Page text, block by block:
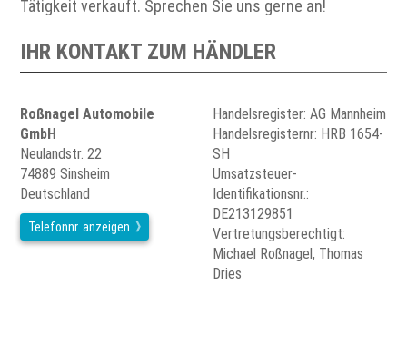
Tätigkeit verkauft. Sprechen Sie uns gerne an!
IHR KONTAKT ZUM HÄNDLER
Roßnagel Automobile
GmbH
Neulandstr. 22
74889 Sinsheim
Deutschland
Telefonnr. anzeigen
Handelsregister: AG Mannheim
Handelsregisternr: HRB 1654-
SH
Umsatzsteuer-
Identifikationsnr.:
DE213129851
Vertretungsberechtigt:
Michael Roßnagel, Thomas
Dries